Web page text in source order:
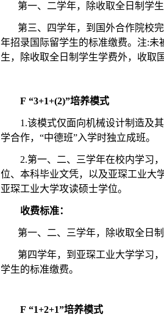
第一、二学年，除收取全日制学
第三、四学年，到国外合作院校
年招录国际留学生的标准缴费。注:
生，除收取全日制学生学费外，收取
F “3+1+(2)”培养模式
1.该模式仅面向机械设计制造及
学合作，“中德班”入学时独立成班。
2.第一、二、三学年在校内学习
位、本科毕业文凭，以及亚琛工业大
亚琛工业大学攻读硕士学位。
收费标准：
第一、二、三学年，除收取全日
第四学年，到亚琛工业大学学习
学生的标准缴费。
F “1+2+1”培养模式